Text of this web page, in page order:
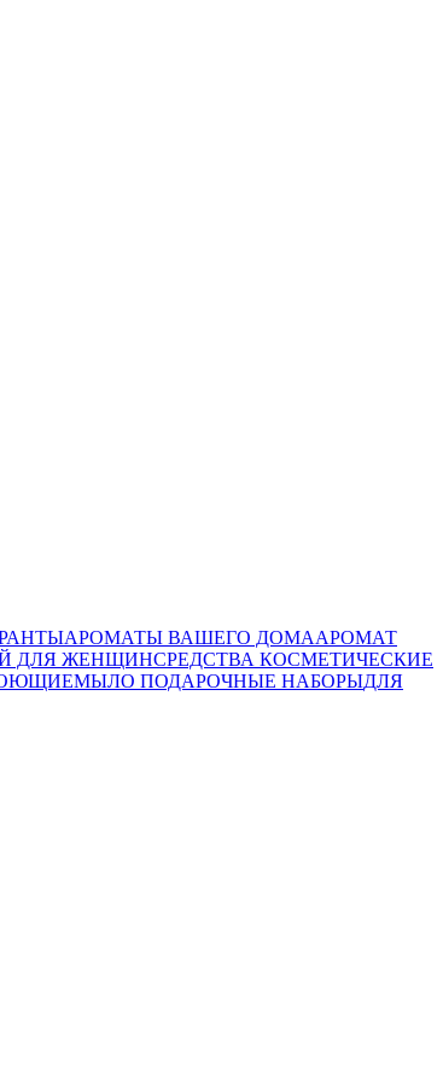
АРОМАТЫ ВАШЕГО ДОМААРОМАТ
ДЛЯ ЖЕНЩИНСРЕДСТВА КОСМЕТИЧЕСКИЕ
МЫЛО ПОДАРОЧНЫЕ НАБОРЫДЛЯ